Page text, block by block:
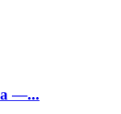
—...